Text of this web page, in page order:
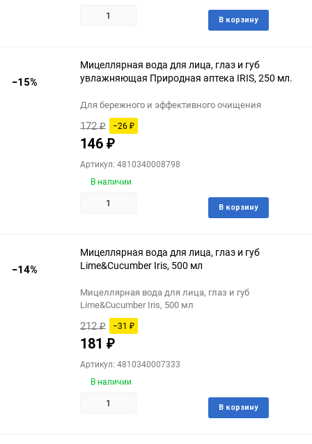
В корзину
−15%
Мицеллярная вода для лица, глаз и губ
увлажняющая Природная аптека IRIS, 250 мл.
Для бережного и эффективного очищения
172₽ −26 ₽
146 ₽
Артикул: 4810340008798
В наличии
В корзину
−14%
Мицеллярная вода для лица, глаз и губ
Lime&Cucumber Iris, 500 мл
Мицеллярная вода для лица, глаз и губ
Lime&Cucumber Iris, 500 мл
212₽ −31 ₽
181 ₽
Артикул: 4810340007333
В наличии
В корзину